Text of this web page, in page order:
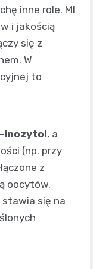
inne role. MI
i jakością
się z
W
to
inozytol, a
(np. przy
z
oocytów.
stawia się na